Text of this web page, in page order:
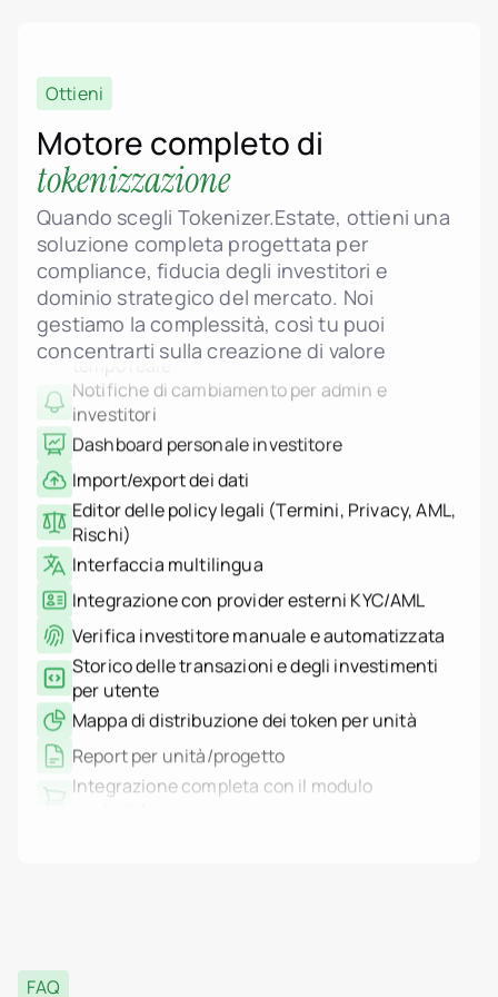
Ottieni
Motore completo di
tokenizzazione
Quando scegli Tokenizer.Estate, ottieni una
soluzione completa progettata per
compliance, fiducia degli investitori e
dominio strategico del mercato. Noi
gestiamo la complessità, così tu puoi
concentrarti sulla creazione di valore
Token)
Logica smart contract conforme a MiCA
Proprietà frazionata degli immobili
Dashboard admin per gestione di unità e
progetti
Pricing dinamico, fasi e controllo dello stato
Upload di planimetrie, rendering e PDF legali
Galleria interattiva delle unità con stato in
tempo reale
Notifiche di cambiamento per admin e
investitori
Dashboard personale investitore
Import/export dei dati
Editor delle policy legali (Termini, Privacy, AML,
Rischi)
Interfaccia multilingua
Integrazione con provider esterni KYC/AML
Verifica investitore manuale e automatizzata
Storico delle transazioni e degli investimenti
per utente
Mappa di distribuzione dei token per unità
Report per unità/progetto
Integrazione completa con il modulo
marketplace
Audit log delle azioni admin (chi, cosa, quando)
FAQ
Individui High-Net-Worth
Albania
Croazia
Francia
Georgia
Germania
Grecia
Indonesia
Italia
Lussemburgo
Paesi Bassi
Arabia Saudita
Serbia
Thailandia
Emirati Arabi Uniti
Vietnam
Mondo
Casi d'uso
Piattaforma
Chi siamo